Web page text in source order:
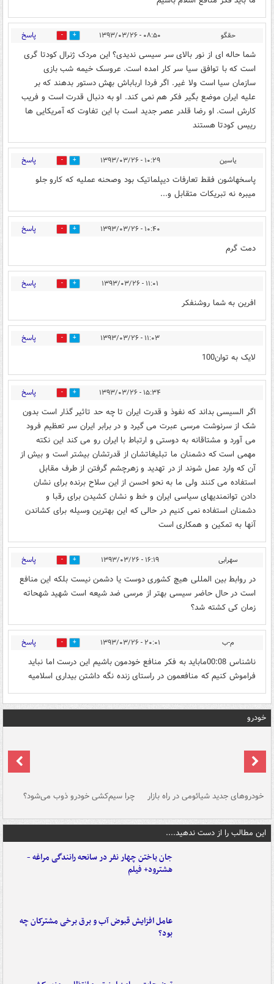
حقگو ۰۸:۵۰ - ۱۳۹۳/۰۳/۲۶ 0 پاسخ
شما حاله ای از نور بالای سر سیسی ندیدی؟ این مردک ژنرال کودتا گری
است که با توافق سیا سر کار امده است. عروسک خیمه شب بازی
سازمان سیا است ولا غیر. اگر فردا ارباباش بهش دستور بدهند که بر
علیه ایران موضع بگیر فکر هم نمی کند. او به دنبال قدرت است و فریب
کارش است. او رضا قلدر عصر جدید است با این تفاوت که آمریکایی ها
رییس کودتا هستند
یاسین ۱۰:۲۹ - ۱۳۹۳/۰۳/۲۶ 0 پاسخ
پاسخهاشون فقط تعارفات دیپلماتیک بود وصحنه عملیه که کارو جلو
میبره نه تبریکات متقابل و...
۱۰:۴۰ - ۱۳۹۳/۰۳/۲۶ 0 پاسخ
دمت گرم
۱۱:۰۱ - ۱۳۹۳/۰۳/۲۶ 0 پاسخ
افرین به شما روشنفکر
۱۱:۰۳ - ۱۳۹۳/۰۳/۲۶ 0 پاسخ
لایک به توان100
۱۵:۳۴ - ۱۳۹۳/۰۳/۲۶ 0 پاسخ
اگر السیسی بداند که نفوذ و قدرت ایران تا چه حد تاثیر گذار است بدون
شک از سرنوشت مرسی عبرت می گیرد و در برابر ایران سر تعظیم فرود
می آورد و مشتاقانه به دوستی و ارتباط با ایران رو می کند این نکته
مهمی است که دشمنان ما تبلیغاتشان از قدرتشان بیشتر است و بیش از
آن که وارد عمل شوند از در تهدید و زهرچشم گرفتن از طرف مقابل
استفاده می کنند ولی ما به نحو احسن از این سلاح برنده برای نشان
دادن توانمندیهای سیاسی ایران و خط و نشان کشیدن برای رقبا و
دشمنان استفاده نمی کنیم در حالی که این بهترین وسیله برای کشاندن
آنها به تمکین و همکاری است
سهرابی ۱۶:۱۹ - ۱۳۹۳/۰۳/۲۶ 0 پاسخ
در روابط بین المللی هیچ کشوری دوست یا دشمن نیست بلکه این منافع
است در حال حاضر سیسی بهتر از مرسی ضد شیعه است شهید شهحاته
زمان کی کشته شد؟
م-ب ۲۰:۰۱ - ۱۳۹۳/۰۳/۲۶ 0 پاسخ
ناشناس 00:08ماباید به فکر منافع خودمون باشیم این درست اما نباید
فراموش کنیم که منافعمون در راستای زنده نگه داشتن بیداری اسلامیه
خودرو
خودروهای جدید شیائومی در راه بازار چرا سیم‌کشی خودرو ذوب می‌شود؟
این مطالب را از دست ندهید....
جان باختن چهار نفر در سانحه رانندگی مراغه -
هشترود+ فیلم
عامل افزایش قبوض آب و برق برخی مشترکان چه
بود؟